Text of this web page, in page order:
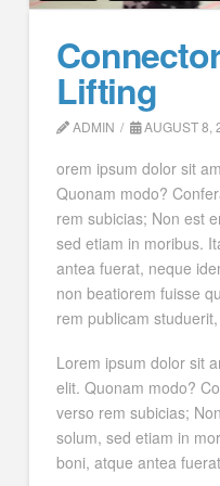
Lifting
ADMIN AUGUST 8,
orem ipsum dolor sit
Quonam modo?
rem subicias; Non est
sed etiam in moribus.
antea fuerat, neque
non beatiorem fuisse
rem publicam
Lorem ipsum dolor sit
elit. Quonam modo?
verso rem subicias;
solum, sed etiam in
boni, atque antea